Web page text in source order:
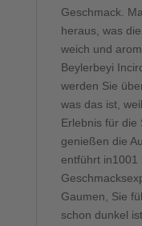
Geschmack.
heraus, was
weich und
Beylerbeyi
werden Sie
was das ist,
Erlebnis für die
genießen die
entführt in1001
Gaumen, Sie
schon dunkel